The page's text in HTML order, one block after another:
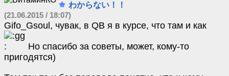
わからない！！
(21.06.2015 / 18:07)
Gifo_Gsoul, чувак, в QB я в курсе, что там и как
Но спасибо за советы, может, кому-то
пригодятся)